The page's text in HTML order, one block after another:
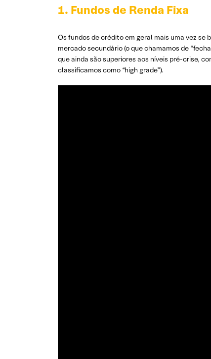
1. Fundos de Renda Fixa
Os fundos de crédito em geral mais uma vez se
mercado secundário (o que chamamos de
que ainda são superiores aos níveis pré-crise,
classificamos como “high grade”).